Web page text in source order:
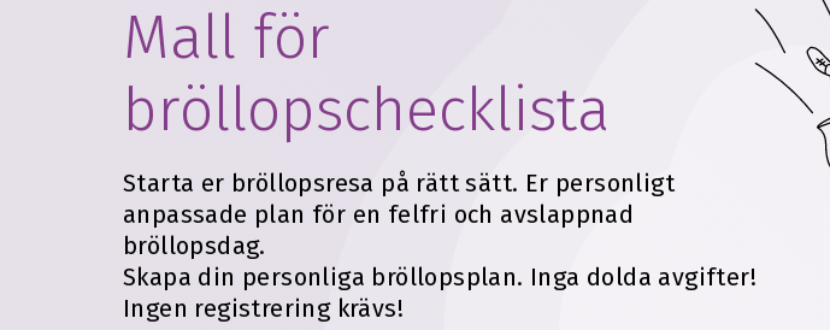
Mall för
bröllopschecklista
Starta er bröllopsresa på rätt sätt. Er personligt
anpassade plan för en felfri och avslappnad
bröllopsdag.
Skapa din personliga bröllopsplan. Inga dolda avgifter!
Ingen registrering krävs!